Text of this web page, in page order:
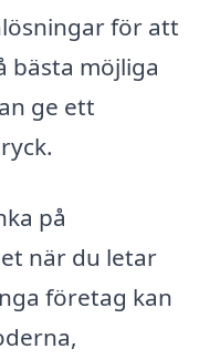
för att
bästa möjliga
ge ett
på
när du letar
företag kan